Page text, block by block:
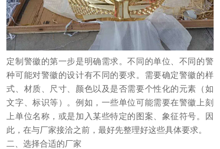
定制警徽的第一步是明确需求。不同的单位、不同的警
种可能对警徽的设计有不同的要求。需要确定警徽的样
式、材质、尺寸、颜色以及是否需要个性化的元素（如
文字、标识等）。例如，一些单位可能需要在警徽上刻
上单位名称，或是加入某些特定的图案、象征符号。因
此，在与厂家接洽之前，最好先整理好这些具体要求。
二、选择合适的厂家